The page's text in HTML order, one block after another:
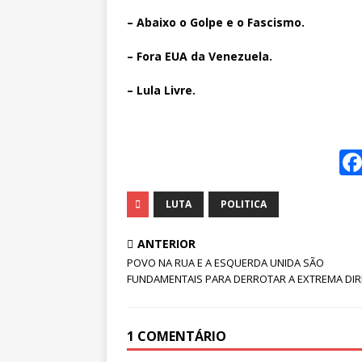
– Abaixo o Golpe e o Fascismo.
– Fora EUA da Venezuela.
– Lula Livre.
LUTA POLITICA
ANTERIOR
POVO NA RUA E A ESQUERDA UNIDA SÃO
FUNDAMENTAIS PARA DERROTAR A EXTREMA
1 COMENTÁRIO